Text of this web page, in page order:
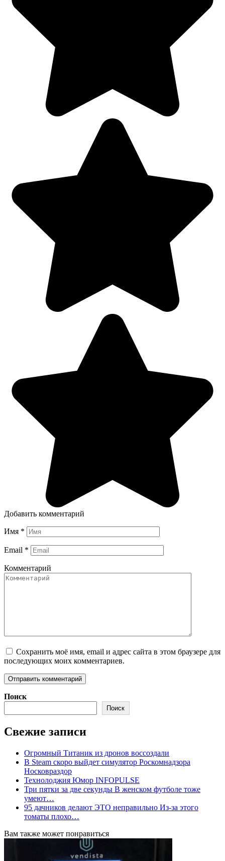
Добавить комментарий
Имя *
Email *
Комментарий
Сохранить моё имя, email и адрес сайта в этом браузере для
последующих моих комментариев.
Поиск
Поиск
Свежие записи
Огромный Титаник из дронов воссоздали
В Steam скоро выйдет симулятор Роскомнадзора
Носковраздор
Технолоджия Юмор INFOPULSE
Три пятки за две секунды В женском футболе тоже
умеют…
95 дачников делают ЭТО неправильно Из-за этого
томаты плохо…
Вам также может понравиться